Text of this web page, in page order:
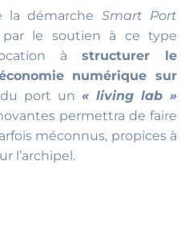
démarche Smart Port
par le soutien à ce type
à structurer le
numérique sur
port un « living lab »
permettra de faire
méconnus, propices à
l’archipel.